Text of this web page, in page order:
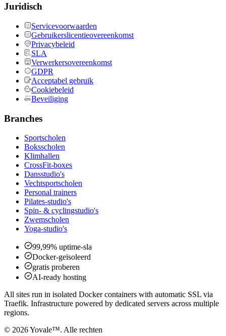
Juridisch
Servicevoorwaarden
Gebruikerslicentieovereenkomst
Privacybeleid
SLA
Verwerkersovereenkomst
GDPR
Acceptabel gebruik
Cookiebeleid
Beveiliging
Branches
Sportscholen
Boksscholen
Klimhallen
CrossFit-boxes
Dansstudio's
Vechtsportscholen
Personal trainers
Pilates-studio's
Spin- & cyclingstudio's
Zwemscholen
Yoga-studio's
99,99% uptime-sla
Docker-geïsoleerd
gratis proberen
AI-ready hosting
All sites run in isolated Docker containers with automatic SSL via
Traefik. Infrastructure powered by dedicated servers across multiple
regions.
© 2026Yovale™. Alle rechten